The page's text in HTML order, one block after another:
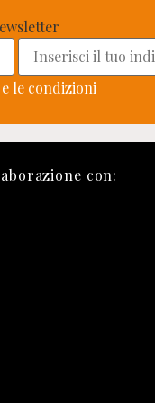
le condizioni
con: